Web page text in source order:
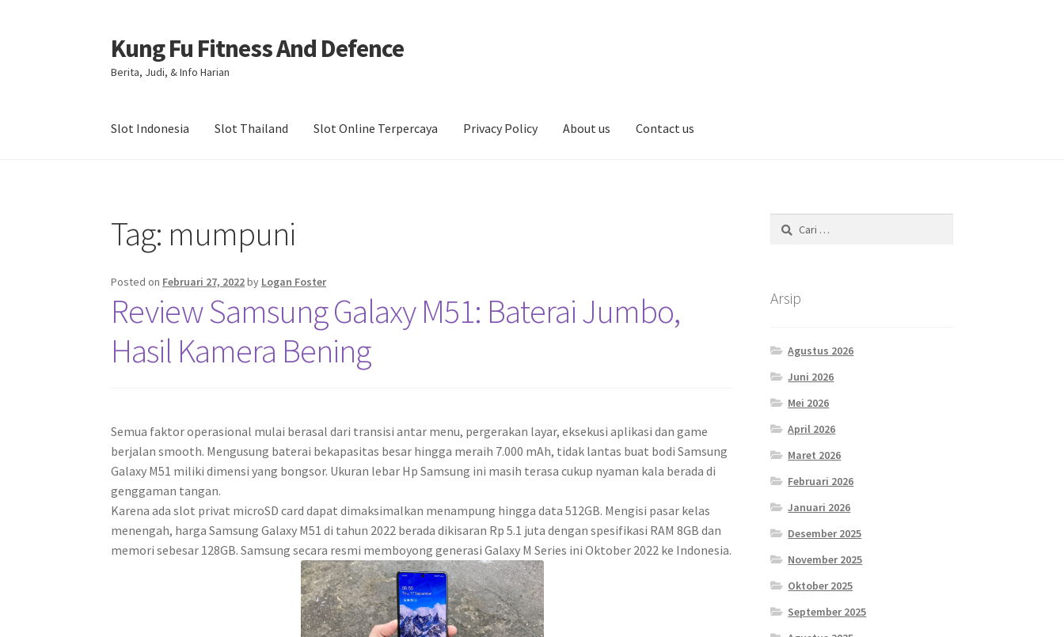
Skip
to
navigation
Skip
to
content
Kung Fu Fitness And Defence
Berita, Judi, & Info Harian
Slot Indonesia Slot Thailand Slot Online Terpercaya Privacy Policy About us Contact us
Tag: mumpuni
Posted on Februari 27, 2022by Logan Foster
Review Samsung Galaxy M51: Baterai Jumbo,
Hasil Kamera Bening
Semua faktor operasional mulai berasal dari transisi antar menu, pergerakan layar, eksekusi aplikasi dan game
berjalan smooth. Mengusung baterai bekapasitas besar hingga meraih 7.000 mAh, tidak lantas buat bodi Samsung
Galaxy M51 miliki dimensi yang bongsor. Ukuran lebar Hp Samsung ini masih terasa cukup nyaman kala berada di
genggaman tangan.
Karena ada slot privat microSD card dapat dimaksimalkan menampung hingga data 512GB. Mengisi pasar kelas
menengah, harga Samsung Galaxy M51 di tahun 2022 berada dikisaran Rp 5.1 juta dengan spesifikasi RAM 8GB dan
memori sebesar 128GB. Samsung secara resmi memboyong generasi Galaxy M Series ini Oktober 2022 ke Indonesia.
Cari
untuk:
Arsip
Agustus 2026
Juni 2026
Mei 2026
April 2026
Maret 2026
Februari 2026
Januari 2026
Desember 2025
November 2025
Oktober 2025
September 2025